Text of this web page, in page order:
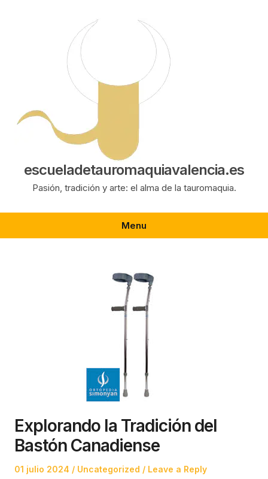
escueladetauromaquiavalencia.es
Pasión, tradición y arte: el alma de la tauromaquia.
Menu
Explorando la Tradición del
Bastón Canadiense
Posted
01 julio 2024
Posted
Uncategorized Leave a Reply